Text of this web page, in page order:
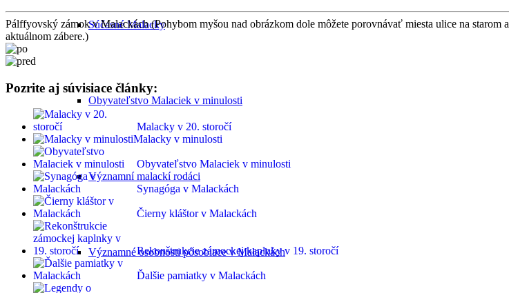
Súčasné Malacky
Obyvateľstvo Malaciek v minulosti
Významní malackí rodáci
Významné osobnosti pôsobiace v Malackách
Pálffyovský zámok v Malackách (Pohybom myšou nad obrázkom dole môžete porovnávať miesta ulice na starom a
aktuálnom zábere.)
Pozrite aj súvisiace články:
Malacky v 20. storočí
Malacky v minulosti
Obyvateľstvo Malaciek v minulosti
Synagóga v Malackách
Čierny kláštor v Malackách
Rekonštrukcie zámockej kaplnky v 19. storočí
Ďalšie pamiatky v Malackách